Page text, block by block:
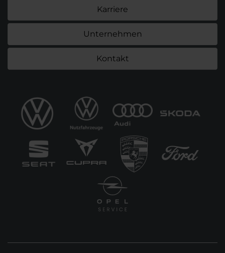
Karriere
Unternehmen
Kontakt